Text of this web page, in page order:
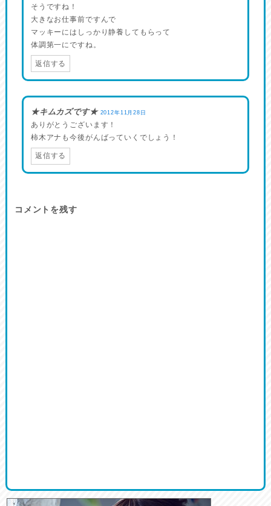
そうですね！
大きなお仕事前ですんで
マッキーにはしっかり静養してもらって
体調第一にですね。
返信する
★キムカズです★ 2012年11月28日
ありがとうございます！
柿木アナも今後がんばっていくでしょう！
返信する
コメントを残す